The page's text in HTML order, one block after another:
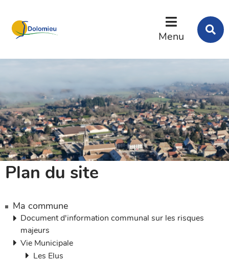
Menu
Plan du site
Ma commune
Document d'information communal sur les risques
majeurs
Vie Municipale
Les Elus